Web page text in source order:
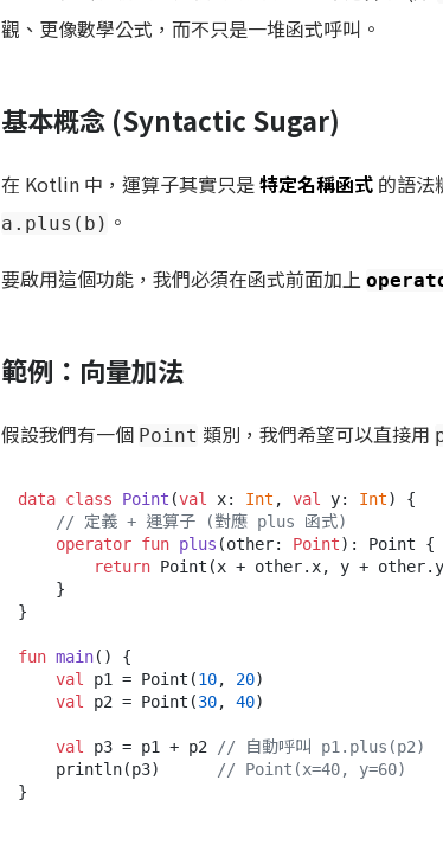
觀、更像數學公式，而不只是一堆函式呼叫。
基本概念 (Syntactic Sugar)
在 Kotlin 中，運算子其實只是特定名稱函式 的語法
a.plus(b) 。
要啟用這個功能，我們必須在函式前面加上
範例：向量加法
假設我們有一個 Point 類別，我們希望可以直接用
data class Point (val x: Int , val y: Int) {
// 定義 + 運算子 (對應 plus 函式)
operator fun plus (other: Point) : Point {
return Point(x + other.x, y +
}
fun main()
{
val p1 = Point(10, 20)
val p2 = Point(30, 40)
val p3 = p1 + p2 // 自動呼叫 p1.plus(p2)
    println(p3)
// Point(x=40, y=60)